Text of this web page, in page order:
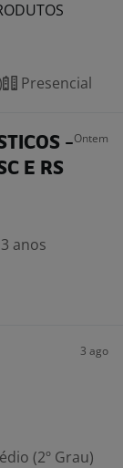
Presencial
-
E RS
Ontem
anos
3 ago
(2º Grau)